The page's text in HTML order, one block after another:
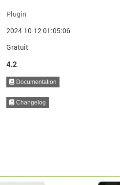
Plugin
2024-10-12 01:05:06
Gratuit
4.2
Documentation
Changelog